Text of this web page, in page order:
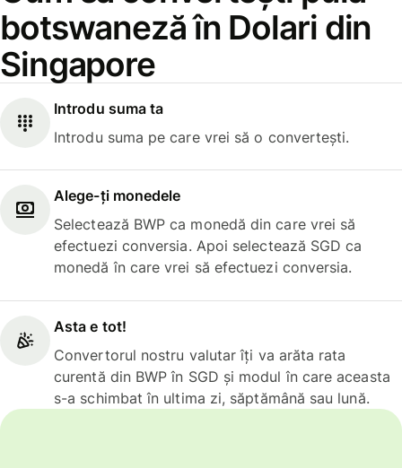
botswaneză în Dolari din
Singapore
Introdu suma ta
Introdu suma pe care vrei să o convertești.
Alege-ți monedele
Selectează BWP ca monedă din care vrei să
efectuezi conversia. Apoi selectează SGD ca
monedă în care vrei să efectuezi conversia.
Asta e tot!
Convertorul nostru valutar îți va arăta rata
curentă din BWP în SGD și modul în care aceasta
s-a schimbat în ultima zi, săptămână sau lună.